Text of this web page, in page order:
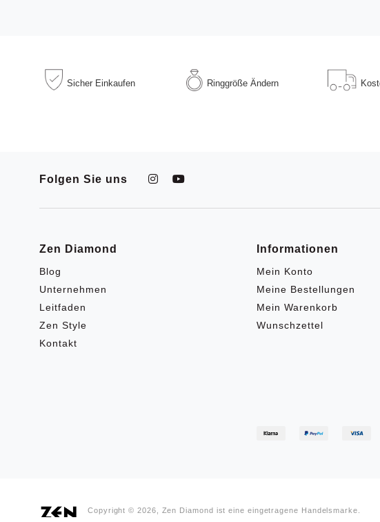
Sicher Einkaufen RinggrößeÄndern
Folgen Sie uns
Zen Diamond
Blog
Unternehmen
Leitfaden
Zen Style
Kontakt
Informationen
Mein Konto
Meine Bestellungen
Mein Warenkorb
Wunschzettel
Copyright © 2026, Zen Diamond ist eine eingetragene Handelsmarke.